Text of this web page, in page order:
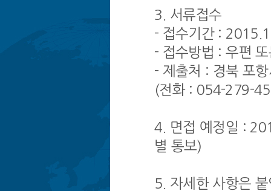
3. 서류접수
- 접수기간 :
- 접수방법 : 우편
- 제출처 : 경북 포
(전화 : 054-279-
4. 면접 예정일 :
별 통보)
5. 자세한 사항은